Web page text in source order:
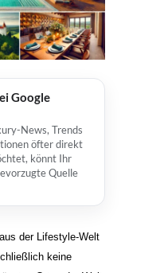
Google
News, Trends
öfter direkt
könnt Ihr
Quelle
der Lifestyle-Welt
keine